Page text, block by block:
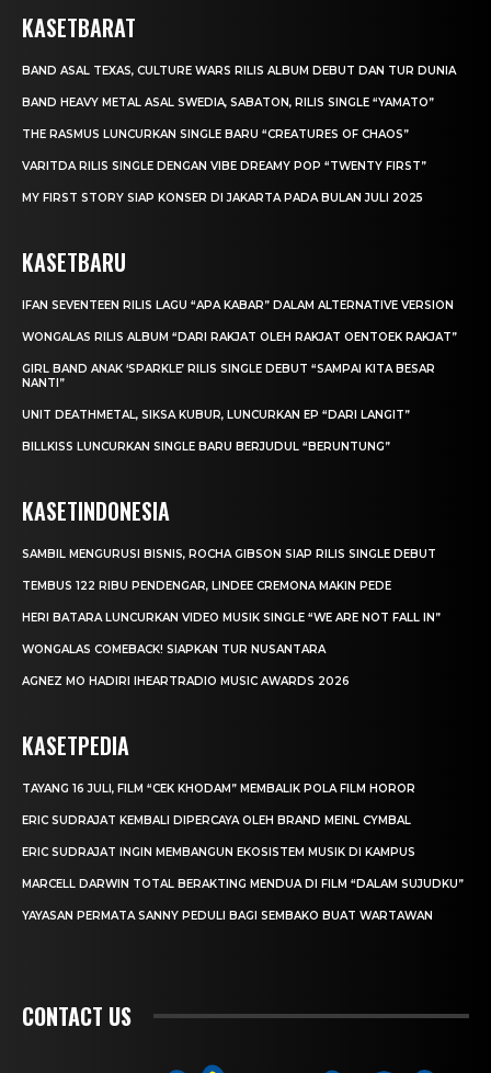
KASETBARAT
BAND ASAL TEXAS, CULTURE WARS RILIS ALBUM DEBUT DAN TUR DUNIA
BAND HEAVY METAL ASAL SWEDIA, SABATON, RILIS SINGLE “YAMATO”
THE RASMUS LUNCURKAN SINGLE BARU “CREATURES OF CHAOS”
VARITDA RILIS SINGLE DENGAN VIBE DREAMY POP “TWENTY FIRST”
MY FIRST STORY SIAP KONSER DI JAKARTA PADA BULAN JULI 2025
KASETBARU
IFAN SEVENTEEN RILIS LAGU “APA KABAR” DALAM ALTERNATIVE VERSION
WONGALAS RILIS ALBUM “DARI RAKJAT OLEH RAKJAT OENTOEK RAKJAT”
GIRL BAND ANAK ‘SPARKLE’ RILIS SINGLE DEBUT “SAMPAI KITA BESAR
NANTI”
UNIT DEATHMETAL, SIKSA KUBUR, LUNCURKAN EP “DARI LANGIT”
BILLKISS LUNCURKAN SINGLE BARU BERJUDUL “BERUNTUNG”
KASETINDONESIA
SAMBIL MENGURUSI BISNIS, ROCHA GIBSON SIAP RILIS SINGLE DEBUT
TEMBUS 122 RIBU PENDENGAR, LINDEE CREMONA MAKIN PEDE
HERI BATARA LUNCURKAN VIDEO MUSIK SINGLE “WE ARE NOT FALL IN”
WONGALAS COMEBACK! SIAPKAN TUR NUSANTARA
AGNEZ MO HADIRI IHEARTRADIO MUSIC AWARDS 2026
KASETPEDIA
TAYANG 16 JULI, FILM “CEK KHODAM” MEMBALIK POLA FILM HOROR
ERIC SUDRAJAT KEMBALI DIPERCAYA OLEH BRAND MEINL CYMBAL
ERIC SUDRAJAT INGIN MEMBANGUN EKOSISTEM MUSIK DI KAMPUS
MARCELL DARWIN TOTAL BERAKTING MENDUA DI FILM “DALAM SUJUDKU”
YAYASAN PERMATA SANNY PEDULI BAGI SEMBAKO BUAT WARTAWAN
CONTACT US